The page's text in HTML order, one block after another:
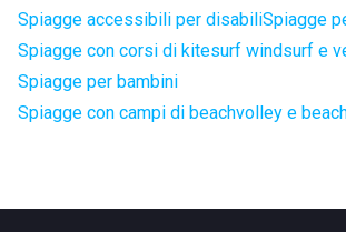
Spiagge accessibili per disabiliSpiagge
Spiagge con corsi di kitesurf windsurf e
Spiagge per bambini
Spiagge con campi di beachvolley e